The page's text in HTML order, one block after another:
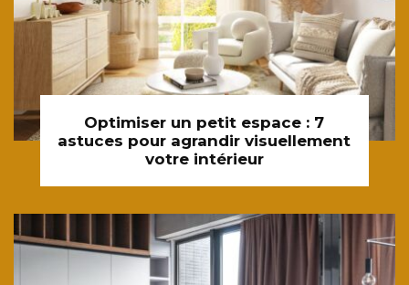
Optimiser un petit espace : 7
astuces pour agrandir visuellement
votre intérieur